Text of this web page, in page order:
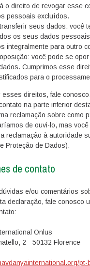
o direito de revogar esse
pessoais excluídos.
seus dados: você
os seus dados
integralmente para outro
você pode se
Cumprimos esse
para o
esses direitos, fale
na parte inferior
reclamação sobre como
de ouvi-lo, mas você
reclamação à autoridade
Proteção de Dados).
de contato
e/ou comentários
declaração, fale conosco
Onlus
2 - 50132 Florence
pt-